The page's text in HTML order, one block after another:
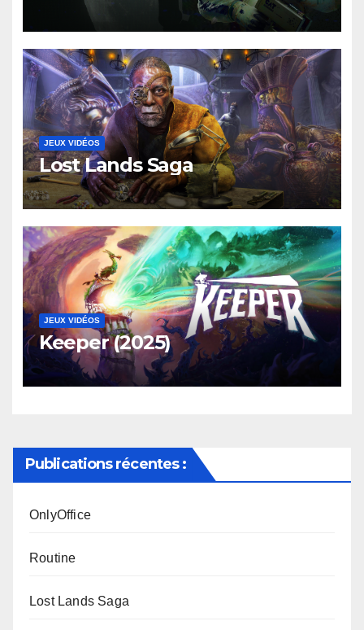
JEUX VIDÉOS
Lost Lands Saga
JEUX VIDÉOS
Keeper (2025)
Publications récentes :
OnlyOffice
Routine
Lost Lands Saga